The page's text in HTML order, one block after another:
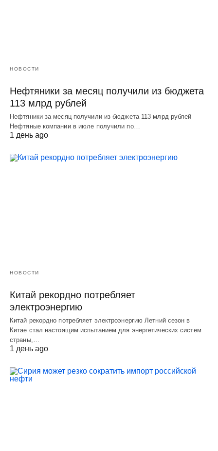
НОВОСТИ
Нефтяники за месяц получили из бюджета
113 млрд рублей
Нефтяники за месяц получили из бюджета 113 млрд рублей
Нефтяные компании в июле получили по…
1 день ago
НОВОСТИ
Китай рекордно потребляет
электроэнергию
Китай рекордно потребляет электроэнергию Летний сезон в
Китае стал настоящим испытанием для энергетических систем
страны,…
1 день ago